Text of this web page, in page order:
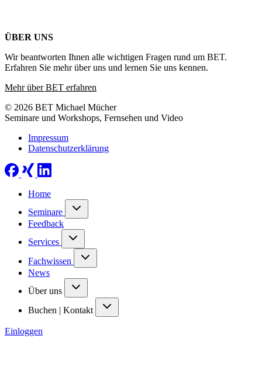
ÜBER UNS
Wir beantworten Ihnen alle wichtigen Fragen rund um BET.
Erfahren Sie mehr über uns und lernen Sie uns kennen.
Mehr über BET erfahren
© 2026 BET Michael Mücher
Seminare und Workshops, Fernsehen und Video
Impressum
Datenschutzerklärung
Home
Seminare
Feedback
Services
Fachwissen
News
Über uns
Buchen | Kontakt
Einloggen